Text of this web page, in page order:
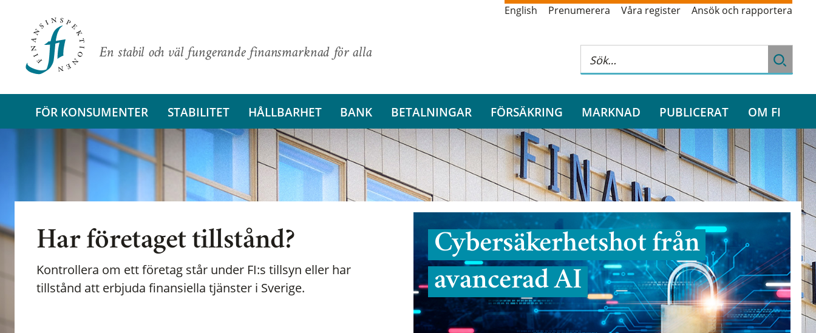
En stabil och väl fungerande finansmarknad för alla
English Prenumerera Våra register Ansök och rapportera
FÖR KONSUMENTER STABILITET HÅLLBARHET BANK BETALNINGAR FÖRSÄKRING MARKNAD PUBLICERAT OM FI
Har företaget tillstånd?
Kontrollera om ett företag står under FI:s tillsyn eller har
tillstånd att erbjuda finansiella tjänster i Sverige.
Cybersäkerhetshot från
avancerad AI